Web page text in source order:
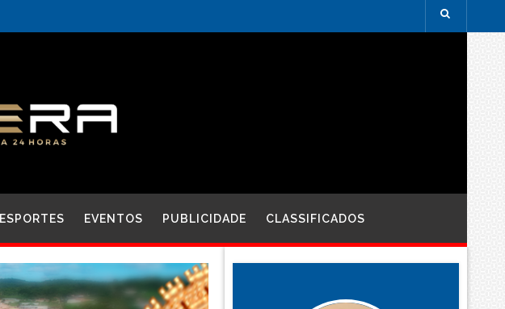
ESPORTES EVENTOS PUBLICIDADE CLASSIFICADOS